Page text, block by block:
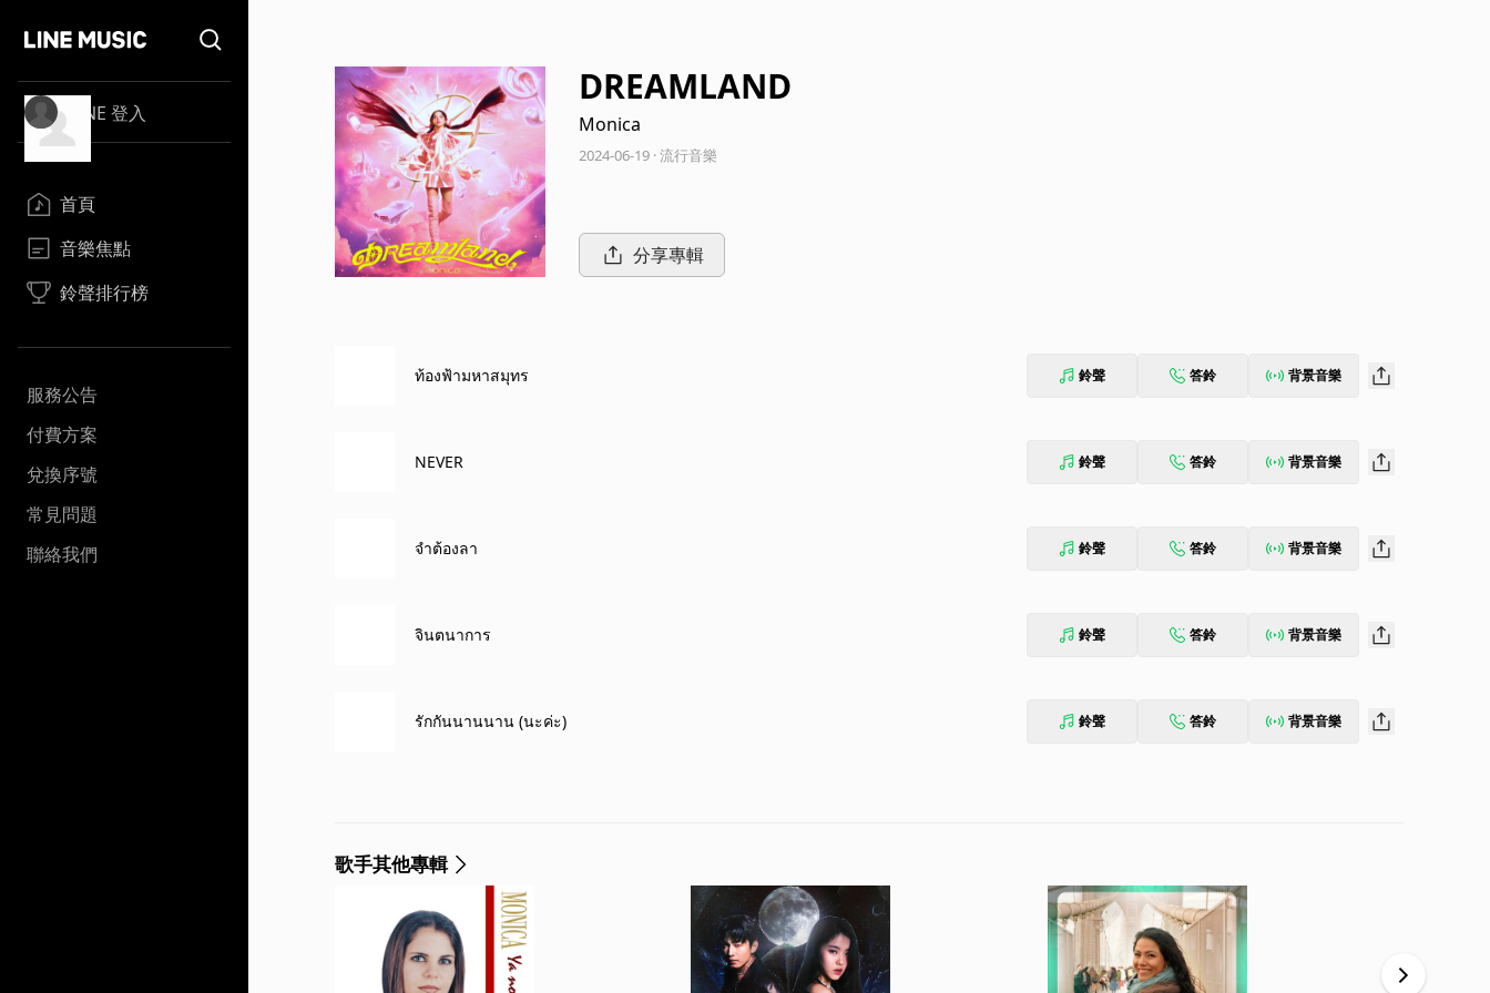
LINE 登入
首頁
音樂焦點
鈴聲排行榜
服務公告
付費方案
兌換序號
常見問題
聯絡我們
DREAMLAND
Monica
2024-06-19 · 流行音樂
分享專輯
ท้องฟ้ามหาสมุทร 鈴聲 答鈴 背景音樂
NEVER 鈴聲 答鈴 背景音樂
จำต้องลา 鈴聲 答鈴 背景音樂
จินตนาการ 鈴聲 答鈴 背景音樂
รักกันนานนาน (นะค่ะ) 鈴聲 答鈴 背景音樂
歌手其他專輯